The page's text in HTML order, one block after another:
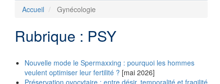
Accueil Gynécologie
Rubrique : PSY
Nouvelle mode le Spermaxxing : pourquoi les hommes
veulent optimiser leur fertilité ? [mai 2026]
Préservation ovocytaire : entre désir, temporalité et fragilité